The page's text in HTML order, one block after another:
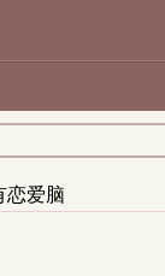
恋爱脑